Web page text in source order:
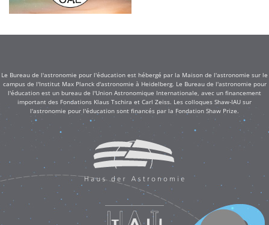
Le Bureau de l'astronomie pour l'éducation est hébergé par la Maison de l'astronomie sur le
campus de l'Institut Max Planck d'astronomie à Heidelberg. Le Bureau de l'astronomie pour
l'éducation est un bureau de l'Union Astronomique Internationale, avec un financement
important des Fondations Klaus Tschira et Carl Zeiss. Les colloques Shaw-IAU sur
l'astronomie pour l'éducation sont financés par la Fondation Shaw Prize.